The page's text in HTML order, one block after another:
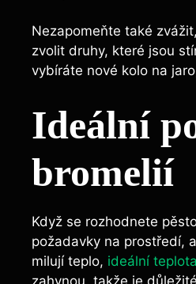
Nezapomeňte také
zvolit druhy, které jsou
vybíráte nové kolo na
Ideální
bromelií
Když se rozhodnete
požadavky na prostředí,
milují teplo, ideální
zahynou, takže je